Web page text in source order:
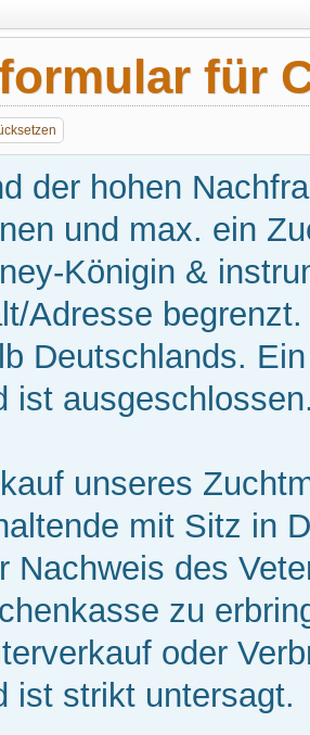
für
der hohen
und max. ein
Königin &
Adresse
Deutschlands.
ist
unseres
mit Sitz in
Nachweis des
zu
oder
ist strikt untersagt.